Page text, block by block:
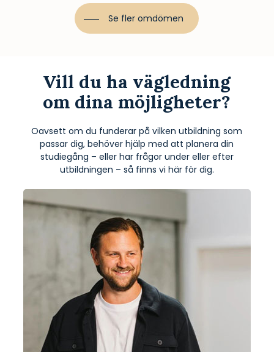
Se fler omdömen
Vill du ha vägledning
om dina möjligheter?
Oavsett om du funderar på vilken utbildning som
passar dig, behöver hjälp med att planera din
studiegång – eller har frågor under eller efter
utbildningen – så finns vi här för dig.